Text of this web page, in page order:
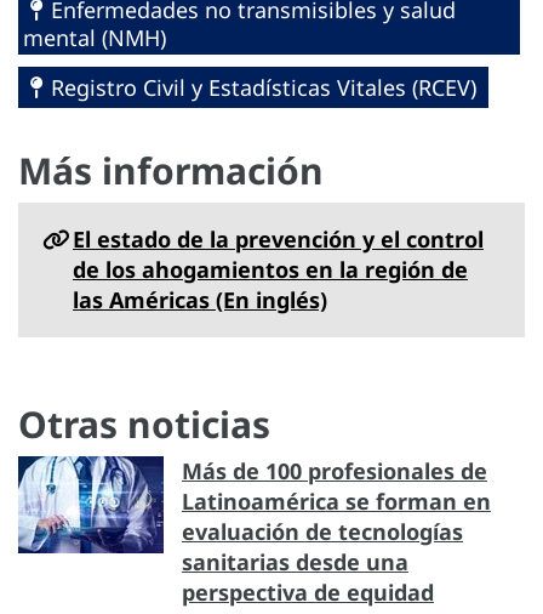
Enfermedades no transmisibles y salud
mental (NMH)
Registro Civil y Estadísticas Vitales (RCEV)
Más información
El estado de la prevención y el control
de los ahogamientos en la región de
las Américas (En inglés)
Otras noticias
Más de 100 profesionales de
Latinoamérica se forman en
evaluación de tecnologías
sanitarias desde una
perspectiva de equidad